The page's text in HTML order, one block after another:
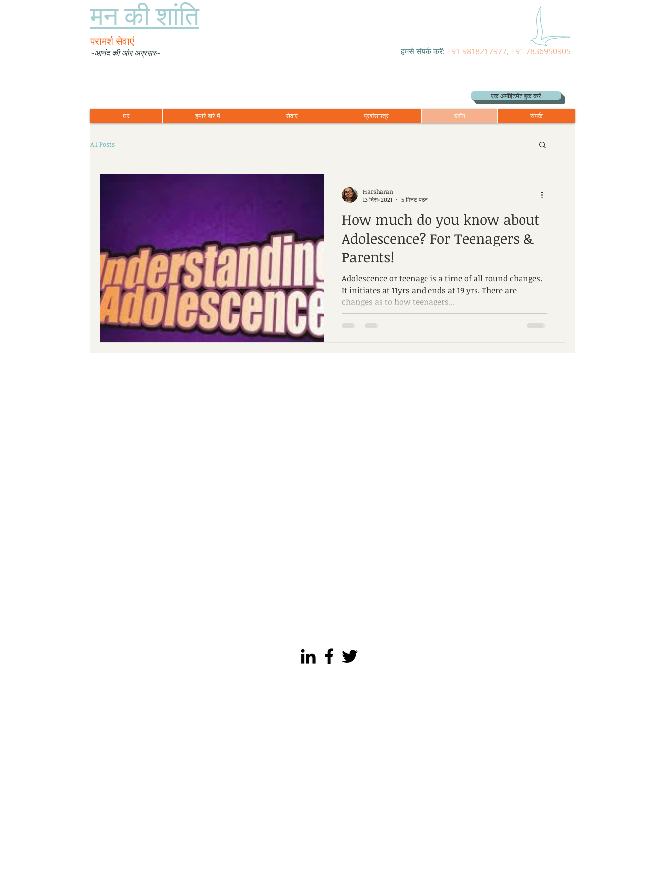
मन की शांति
परामर्श सेवाएं
~आनंद की ओर अग्रसर~ हमसे संपर्क करें: +91 9818217977, +91 7836950905
एक अपॉइंटमेंट बुक करें
All Posts
How much do you know about
Adolescence? For Teenagers &
Parents!
Adolescence or teenage is a time of all round changes.
It initiates at 11yrs and ends at 19 yrs. There are
changes as to how teenagers...
Harsharan
13 दिस॰ 2021
5 मिनट पठन
घर हमारे बारे में सेवाएं प्रशंसापत्र ब्लॉग संपर्क